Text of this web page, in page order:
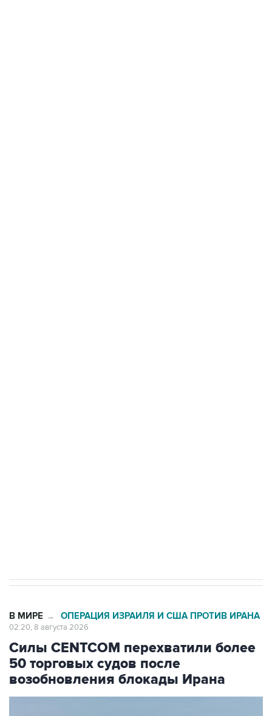
В МИРЕ → ОПЕРАЦИЯ ИЗРАИЛЯ И США ПРОТИВ ИРАНА
02:20, 8 августа 2026
Силы CENTCOM перехватили более
50 торговых судов после
возобновления блокады Ирана